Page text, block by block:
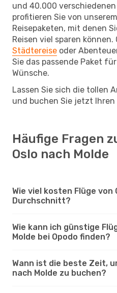
und 40.000
profitieren Sie von
Reisepaketen, mit denen
Reisen viel sparen können.
Städtereise oder
Sie das passende Paket
Wünsche.
Lassen Sie sich die tollen
und buchen Sie jetzt Ihren
Häufige Fragen
Oslo nach Molde
Wie viel kosten Flüge von
Durchschnitt?
Wie kann ich günstige
Molde bei Opodo finden?
Wann ist die beste Zeit,
nach Molde zu buchen?